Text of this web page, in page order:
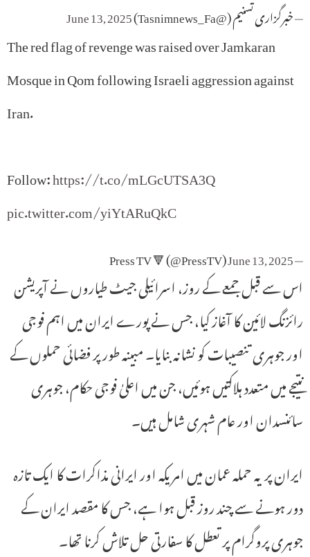
— خبرگزاری تسنیم (@Tasnimnews_Fa) June 13, 2025
The red flag of revenge was raised over Jamkaran
Mosque in Qom following Israeli aggression against
Iran.
Follow:https://t.co/mLGcUTSA3Q
pic.twitter.com/yiYtARuQkC
— Press TV 🔻 (@PressTV)
June 13, 2025
اس سے قبل جمعے کے روز، اسرائیلی جیٹ طیاروں نے آپریشن
رائزنگ لائین کا آغاز کیا، جس نے پورے ایران میں اہم فوجی
اور جوہری تنصیبات کو نشانہ بنایا۔ مبینہ طور پر فضائی حملوں کے
نتیجے میں متعدد ہلاکتیں ہوئیں، جن میں اعلیٰ فوجی حکام، جوہری
سائنسدان اور عام شہری شامل ہیں۔
ایران پر یہ حملہ عمان میں امریکہ اور ایرانی مذاکرات کا ایک تازہ
دور ہونے سے چند روز قبل ہوا ہے، جس کا مقصد ایران کے
جوہری پروگرام پر تعطل کا سفارتی حل تلاش کرنا تھا۔